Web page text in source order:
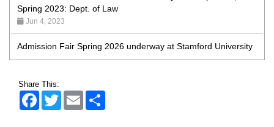
Jun 4, 2023
Bangladesh
Admission Fair Summer 2026 underway at Stamford
University Bangladesh
Jul 14, 2026
Share This:
FacebookTwitter Email